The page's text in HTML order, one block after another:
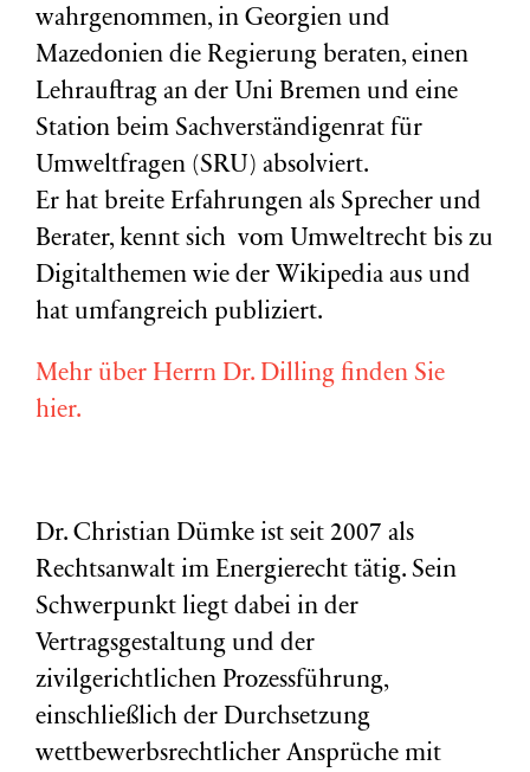
wahrgenommen, in Georgien und
Mazedonien die Regierung beraten, einen
Lehrauftrag an der Uni Bremen und eine
Station beim Sachverständigenrat für
Umweltfragen (SRU) absolviert.
Er hat breite Erfahrungen als Sprecher und
Berater, kennt sich vom Umweltrecht bis zu
Digitalthemen wie der Wikipedia aus und
hat umfangreich publiziert.
Mehr über Herrn Dr. Dilling finden Sie
hier.
Dr. Christian Dümke ist seit 2007 als
Rechtsanwalt im Energierecht tätig. Sein
Schwerpunkt liegt dabei in der
Vertragsgestaltung und der
zivilgerichtlichen Prozessführung,
einschließlich der Durchsetzung
wettbewerbsrechtlicher Ansprüche mit